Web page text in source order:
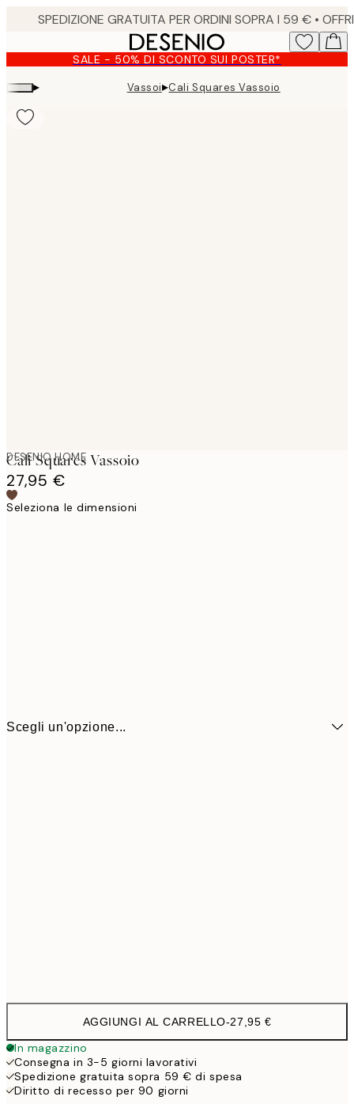
content.
SALE - 50% DI SCONTO SUI POSTER*
▸ Vassoi▸Cali Squares Vassoio
DESENIO HOME
Cali Squares Vassoio
27,95 €
Seleziona le dimensioni
Scegli un'opzione...
AGGIUNGI AL CARRELLO-27,95 €
In magazzino
Consegna in 3-5 giorni lavorativi
Spedizione gratuita sopra 59 € di spesa
Diritto di recesso per 90 giorni